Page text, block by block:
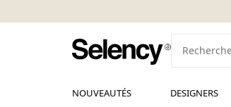
NOUVEAUTÉS DESIGNERS